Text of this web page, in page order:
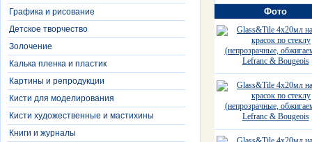
Графика и рисование
Детское творчество
Золочение
Калька пленка и пластик
Картины и репродукции
Кисти для моделирования
Кисти художественные и мастихины
Книги и журналы
Фото